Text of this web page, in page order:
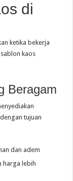
di
ketika bekerja
kaos
Beragam
tujuan
dan adem
harga lebih